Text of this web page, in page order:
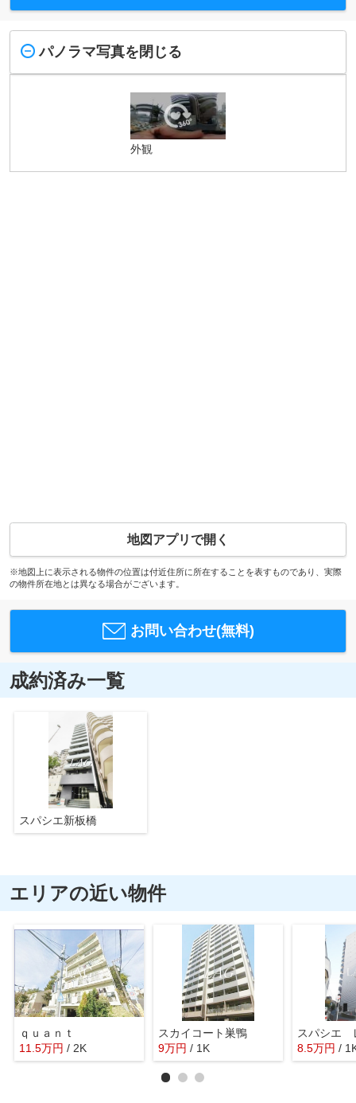
パノラマ写真を閉じる
外観
地図アプリで開く
※地図上に表示される物件の位置は付近住所に所在することを表すものであり、実際
の物件所在地とは異なる場合がございます。
お問い合わせ(無料)
成約済み一覧
スパシエ新板橋
エリアの近い物件
ｑｕａｎｔ
11.5万円 / 2K
スカイコート巣鴨
9万円 / 1K 8.5万円 /